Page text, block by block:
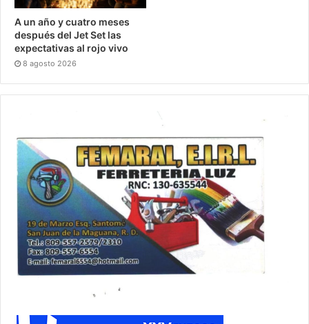
A un año y cuatro meses
después del Jet Set las
expectativas al rojo vivo
8 agosto 2026